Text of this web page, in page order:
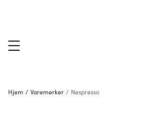
Hjem / Varemerker / Nespresso